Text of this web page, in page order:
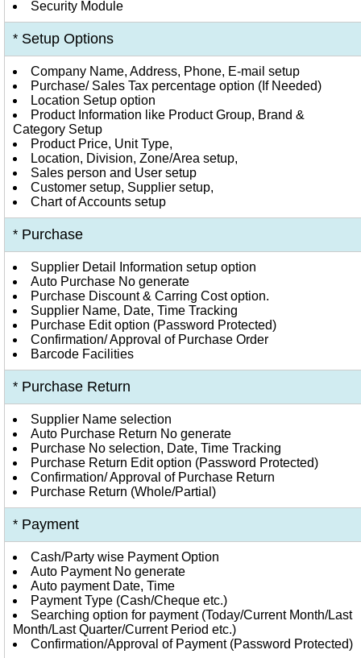
Security Module
* Setup Options
Company Name, Address, Phone, E-mail setup
Purchase/ Sales Tax percentage option (If Needed)
Location Setup option
Product Information like Product Group, Brand &
Category Setup
Product Price, Unit Type,
Location, Division, Zone/Area setup,
Sales person and User setup
Customer setup, Supplier setup,
Chart of Accounts setup
* Purchase
Supplier Detail Information setup option
Auto Purchase No generate
Purchase Discount & Carring Cost option.
Supplier Name, Date, Time Tracking
Purchase Edit option (Password Protected)
Confirmation/ Approval of Purchase Order
Barcode Facilities
* Purchase Return
Supplier Name selection
Auto Purchase Return No generate
Purchase No selection, Date, Time Tracking
Purchase Return Edit option (Password Protected)
Confirmation/ Approval of Purchase Return
Purchase Return (Whole/Partial)
* Payment
Cash/Party wise Payment Option
Auto Payment No generate
Auto payment Date, Time
Payment Type (Cash/Cheque etc.)
Searching option for payment (Today/Current Month/Last
Month/Last Quarter/Current Period etc.)
Confirmation/Approval of Payment (Password Protected)